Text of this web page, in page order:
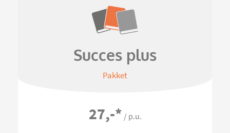
Succes plus
Pakket
27,-* / p.u.